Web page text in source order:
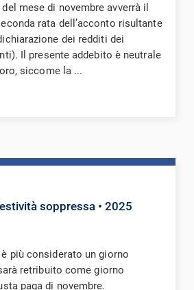
mese di novembre avverrà il
rata dell’acconto risultante
dei redditi dei
Il presente addebito è neutrale
siccome la ...
soppressa • 2025
più considerato un giorno
retribuito come giorno
paga di novembre.